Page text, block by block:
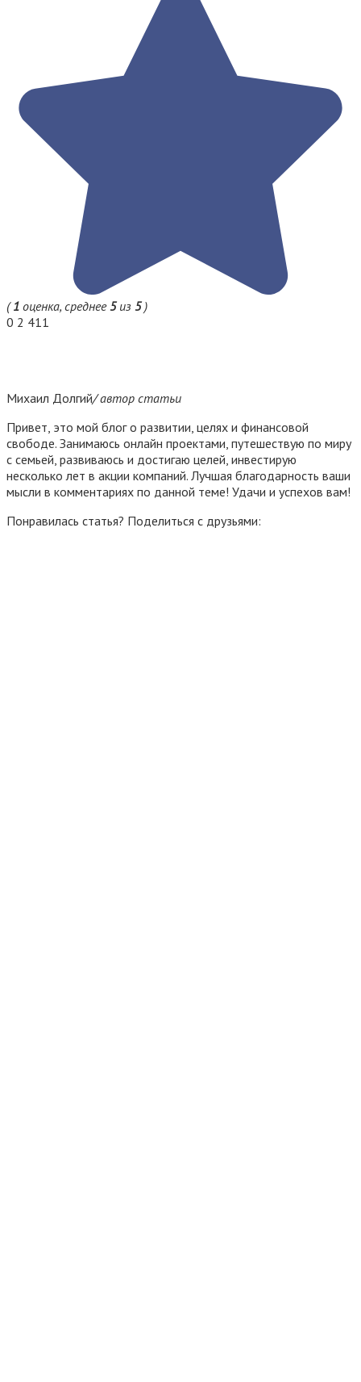
(1 оценка, среднее 5из 5)
0 2 411
Михаил Долгий/ автор статьи
Привет, это мой блог о развитии, целях и финансовой
свободе. Занимаюсь онлайн проектами, путешествую по миру
с семьей, развиваюсь и достигаю целей, инвестирую
несколько лет в акции компаний. Лучшая благодарность ваши
мысли в комментариях по данной теме! Удачи и успехов вам!
Понравилась статья? Поделиться с друзьями: